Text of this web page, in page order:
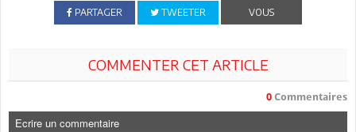
PARTAGER TWEETER
VOUS
COMMENTER CET ARTICLE
0 Commentaires
Ecrire un commentaire